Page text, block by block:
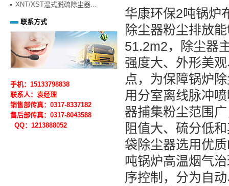
华康环保2吨锅炉
除尘器粉尘排放
51.2m2，除尘器
强度大、外形美
点，为保障锅炉
用分室离线脉冲
器捕集粉尘范围
阻值大、硫分低
袋除尘器选用优
吨锅炉高温烟气
序控制，分为自
XNT/XST湿式脱硫除尘器...
联系方式
手机：15133798838
联系人：袁经理
销售部传真：0317-8337182
售后部传真：0317-8043588
QQ：1213888052